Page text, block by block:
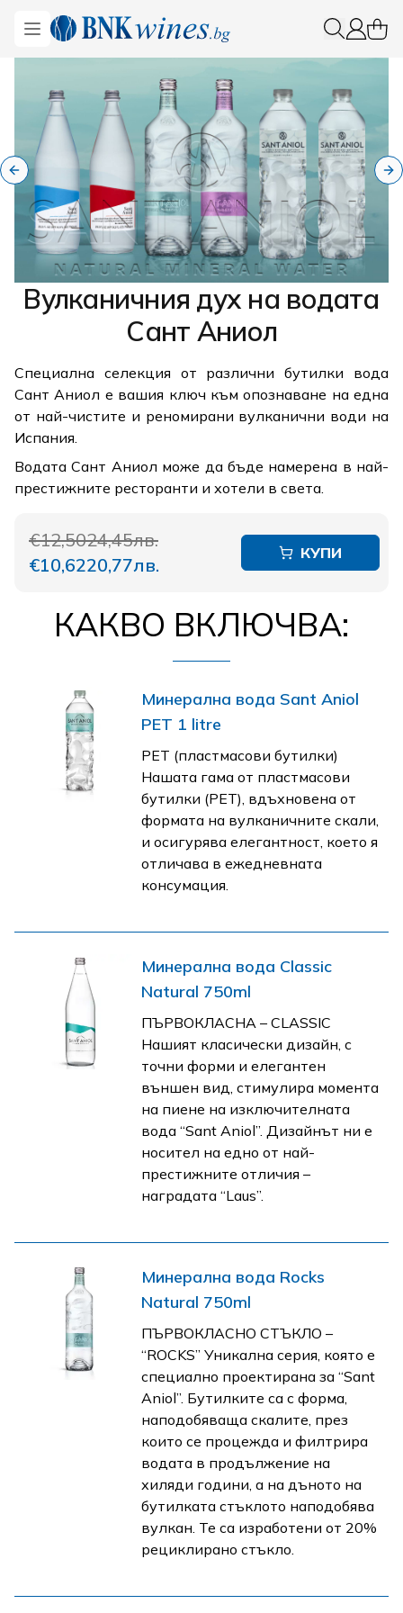
Open menu
BNKWines.bg
0
Previous slide
Вулканичния дух на водата
Сант Аниол
Специална селекция от различни бутилки вода
Сант Аниол е вашия ключ към опознаване на една
от най-чистите и реномирани вулканични води на
Испания.
Водата Сант Аниол може да бъде намерена в най-
престижните ресторанти и хотели в света.
€12,50
€10,62
24,45лв.
20,77лв.
КУПИ
КАКВО ВКЛЮЧВА:
Минерална вода Sant Aniol
PET 1 litre
PET (пластмасови бутилки)
Нашата гама от пластмасови
бутилки (PET), вдъхновена от
формата на вулканичните скали,
и осигурява елегантност, което я
отличава в ежедневната
консумация.
Минерална вода Classic
Natural 750ml
ПЪРВОКЛАСНА – CLASSIC
Нашият класически дизайн, с
точни форми и eлегантен
външен вид, стимулира момента
на пиене на изключителната
вода “Sant Aniol”. Дизайнът ни е
носител на едно от най-
престижните отличия –
наградата “Laus”.
Минерална вода Rocks
Natural 750ml
ПЪРВОКЛАСНО СТЪКЛО –
“ROCKS” Уникална серия, която е
специално проектирана за “Sant
Aniol”. Бутилките са с форма,
наподобяваща скалите, през
които се процежда и филтрира
водата в продължение на
хиляди години, а на дъното на
бутилката стъклото наподобява
вулкан. Те са изработени от 20%
рециклирано стъкло.